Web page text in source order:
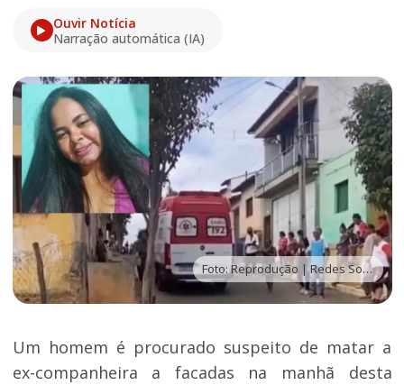
Ouvir Notícia
Narração automática (IA)
Foto: Reprodução | Redes Sociais
Um homem é procurado suspeito de matar a
ex-companheira a facadas na manhã desta